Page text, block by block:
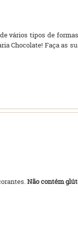
vários tipos de
Chocolate! Faça as
Não contém